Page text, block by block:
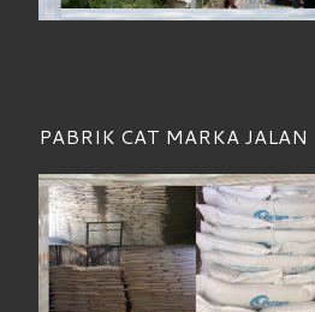
PABRIK CAT MARKA JALAN